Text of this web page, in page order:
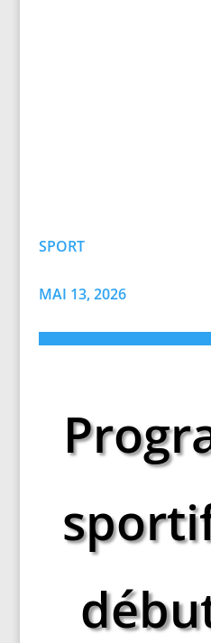
SPORT
MAI 13, 2026